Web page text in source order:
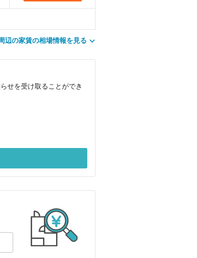
辺の家賃の相場情報を見る
せを受け取ることができ